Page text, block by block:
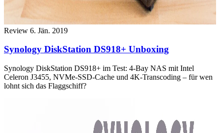
Review 6. Jän. 2019
Synology DiskStation DS918+ Unboxing
Synology DiskStation DS918+ im Test: 4-Bay NAS mit Intel
Celeron J3455, NVMe-SSD-Cache und 4K-Transcoding – für wen
lohnt sich das Flaggschiff?